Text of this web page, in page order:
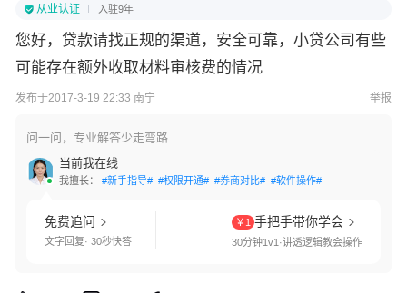
从业认证 入驻9年
您好，贷款请找正规的渠道，安全可靠，小贷公司有些
可能存在额外收取材料审核费的情况
发布于2017-3-19 22:33 南宁 举报
问一问，专业解答少走弯路
当前我在线
我擅长： #新手指导# #权限开通# #券商对比# #软件操作#
免费追问
文字回复· 30秒快答
￥1 手把手带你学会
30分钟1v1·讲透逻辑教会操作